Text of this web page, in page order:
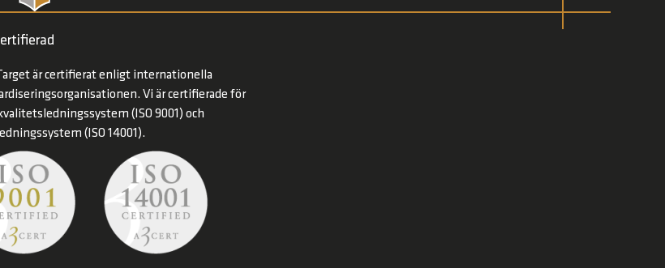
är certifierat enligt internationella
Vi är certifierade för
(ISO 9001) och
(ISO 14001).